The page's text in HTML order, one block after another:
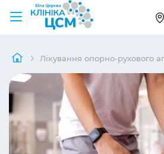
Лікування опорно-рухового